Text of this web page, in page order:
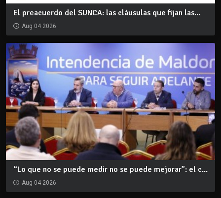
El preacuerdo del SUNCA: las cláusulas que fijan las...
Aug 04 2026
“Lo que no se puede medir no se puede mejorar”: el c...
Aug 04 2026